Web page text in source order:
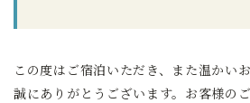
この度はご宿泊いただき、また温かい
誠にありがとうございます。お客様の